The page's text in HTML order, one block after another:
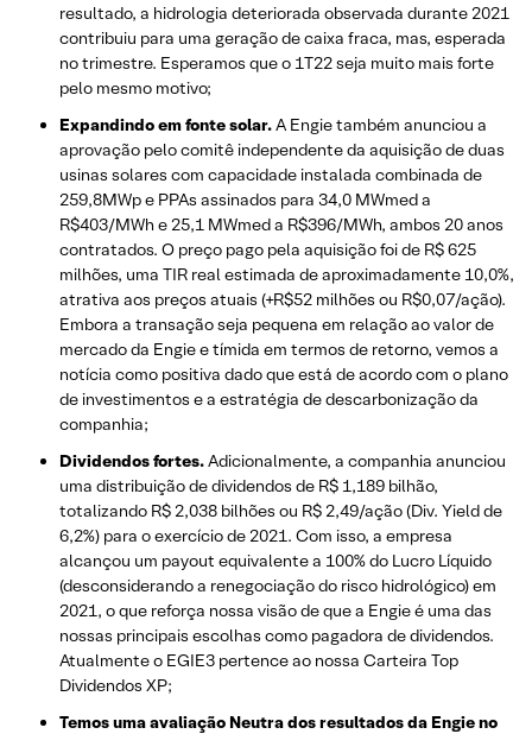
resultado, a hidrologia deteriorada observada durante 2021
contribuiu para uma geração de caixa fraca, mas, esperada
no trimestre. Esperamos que o 1T22 seja muito mais forte
pelo mesmo motivo;
Expandindo em fonte solar.A Engie também anunciou a
aprovação pelo comitê independente da aquisição de duas
usinas solares com capacidade instalada combinada de
259,8MWp e PPAs assinados para 34,0 MWmed a
R$403/MWh e 25,1 MWmed a R$396/MWh, ambos 20 anos
contratados. O preço pago pela aquisição foi de R$ 625
milhões, uma TIR real estimada de aproximadamente 10,0%,
atrativa aos preços atuais (+R$52 milhões ou R$0,07/ação).
Embora a transação seja pequena em relação ao valor de
mercado da Engie e tímida em termos de retorno, vemos a
notícia como positiva dado que está de acordo com o plano
de investimentos e a estratégia de descarbonização da
companhia;
Dividendos fortes.Adicionalmente, a companhia anunciou
uma distribuição de dividendos de R$ 1,189 bilhão,
totalizando R$ 2,038 bilhões ou R$ 2,49/ação (Div. Yield de
6,2%) para o exercício de 2021. Com isso, a empresa
alcançou um payout equivalente a 100% do Lucro Líquido
(desconsiderando a renegociação do risco hidrológico) em
2021, o que reforça nossa visão de que a Engie é uma das
nossas principais escolhas como pagadora de dividendos.
Atualmente o EGIE3 pertence ao nossa Carteira Top
Dividendos XP;
Temos uma avaliação Neutra dos resultados da Engie no